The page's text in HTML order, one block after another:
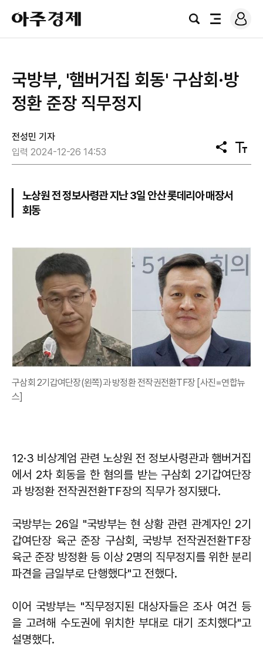
아
주
경
검
전
로
그
국방부, '햄버거집 회동' 구삼회·방
정환 준장 직무정지
전성민 기자
입력 2024-12-26 14:53
공
유
텍
스
노상원 전 정보사령관 지난 3일 안산 롯데리아 매장서
회동
구삼회 2기갑여단장(왼쪽)과 방정환 전작권전환TF장 [사진=연합뉴
스]
12·3 비상계엄 관련 노상원 전 정보사령관과 햄버거집
에서 2차 회동을 한 혐의를 받는 구삼회 2기갑여단장
과 방정환 전작권전환TF장의 직무가 정지됐다.
국방부는 26일 "국방부는 현 상황 관련 관계자인 2기
갑여단장 육군 준장 구삼회, 국방부 전작권전환TF장
육군 준장 방정환 등 이상 2명의 직무정지를 위한 분리
파견을 금일부로 단행했다"고 전했다.
이어 국방부는 "직무정지된 대상자들은 조사 여건 등
을 고려해 수도권에 위치한 부대로 대기 조치했다"고
설명했다.